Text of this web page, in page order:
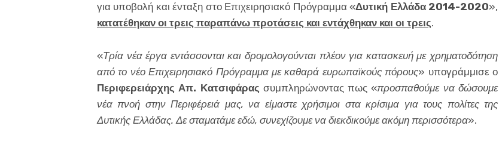
για υποβολή και ένταξη στο Επιχειρησιακό Πρόγραμμα «Δυτική Ελλάδα 2014-2020»,
κατατέθηκαν οι τρεις παραπάνω προτάσεις και εντάχθηκαν και οι τρεις.
«Τρία νέα έργα εντάσσονται και δρομολογούνται πλέον για κατασκευή με χρηματοδότηση
από το νέο Επιχειρησιακό Πρόγραμμα με καθαρά ευρωπαϊκούς πόρους» υπογράμμισε ο
Περιφερειάρχης Απ. Κατσιφάρας συμπληρώνοντας πως «προσπαθούμε να δώσουμε
νέα πνοή στην Περιφέρειά μας, να είμαστε χρήσιμοι στα κρίσιμα για τους πολίτες της
Δυτικής Ελλάδας. Δε σταματάμε εδώ, συνεχίζουμε να διεκδικούμε ακόμη περισσότερα».